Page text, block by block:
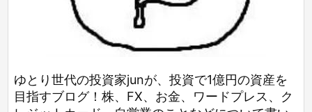
ゆとり世代の投資家junが、投資で1億円の資産を
目指すブログ！株、FX、お金、ワードプレス、ク